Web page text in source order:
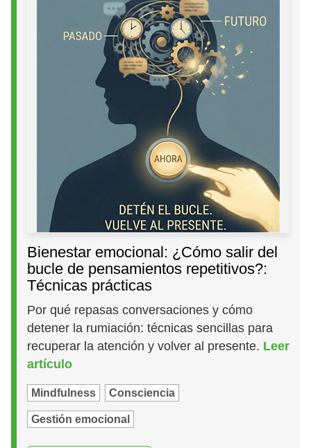
Bienestar emocional: ¿Cómo salir del
bucle de pensamientos repetitivos?:
Técnicas prácticas
Por qué repasas conversaciones y cómo
detener la rumiación: técnicas sencillas para
recuperar la atención y volver al presente. Leer
artículo
Mindfulness Consciencia
Gestión emocional